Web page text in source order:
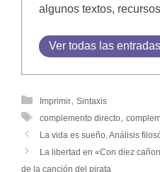
algunos textos,
Ver todas las entradas
Imprimir, Sintaxis
complemento directo,
La vida es sueño. Análisis
La libertad en «Con diez
de la canción del pirata